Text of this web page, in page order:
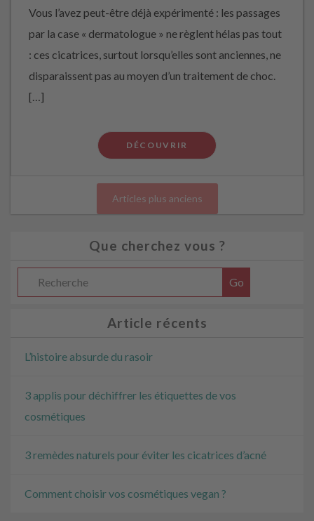
Vous l’avez peut-être déjà expérimenté : les passages
par la case « dermatologue » ne règlent hélas pas tout
: ces cicatrices, surtout lorsqu’elles sont anciennes, ne
disparaissent pas au moyen d’un traitement de choc.
[…]
DÉCOUVRIR
Articles plus anciens
Que cherchez vous ?
Article récents
L’histoire absurde du rasoir
3 applis pour déchiffrer les étiquettes de vos
cosmétiques
3 remèdes naturels pour éviter les cicatrices d’acné
Comment choisir vos cosmétiques vegan ?